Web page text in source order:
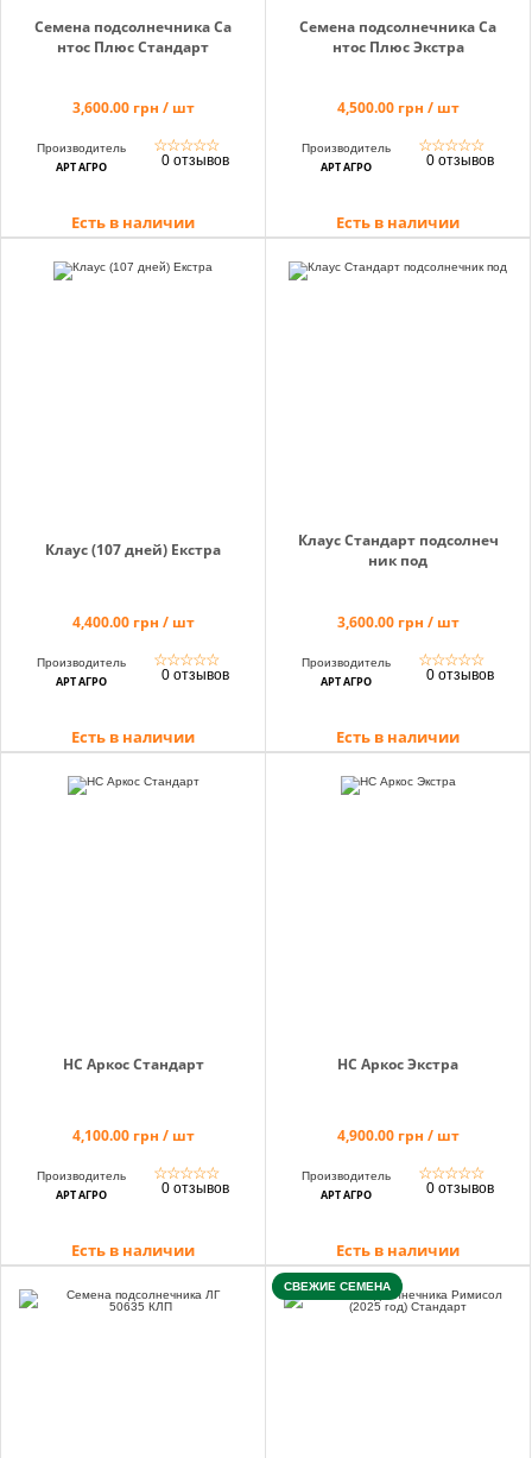
Семена подсолнечника Са
нтос Плюс Стандарт
3,600.00 грн / шт
Производитель
АРТ АГРО
☆☆☆☆☆
0 отзывов
Есть в наличии
Семена подсолнечника Са
нтос Плюс Экстра
4,500.00 грн / шт
Производитель
АРТ АГРО
☆☆☆☆☆
0 отзывов
Есть в наличии
Клаус (107 дней) Екстра
4,400.00 грн / шт
Производитель
АРТ АГРО
☆☆☆☆☆
0 отзывов
Есть в наличии
Клаус Стандарт подсолнеч
ник под
3,600.00 грн / шт
Производитель
АРТ АГРО
☆☆☆☆☆
0 отзывов
Есть в наличии
НС Аркос Стандарт
4,100.00 грн / шт
Производитель
АРТ АГРО
☆☆☆☆☆
0 отзывов
Есть в наличии
НС Аркос Экстра
4,900.00 грн / шт
Производитель
АРТ АГРО
☆☆☆☆☆
0 отзывов
Есть в наличии
СВЕЖИЕ СЕМЕНА